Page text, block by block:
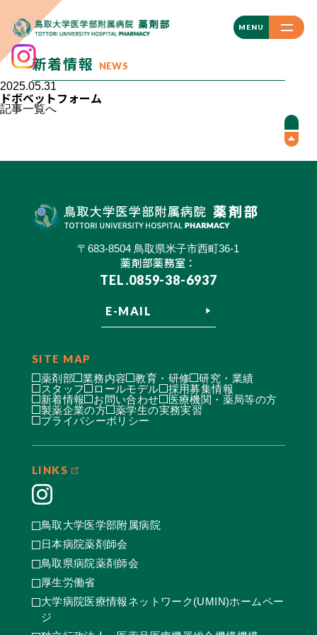
MENU
CLOSE
新着情報 NEWS
2025.05.31
ドボベットフォーム
記事一覧へ
〒683-8504 鳥取県米子市西町36-1
薬剤部薬務室：
TEL.0859-38-6937
E-MAIL
SITE MAP
薬剤部 業務内容 教育・研修
研究・業績
スタッフ
ロールモデル
採用募集情報
新着情報
お問い合わせ
医療機関・薬局等の方
製薬企業の方
薬学生の実務実習
プライバシーポリシー
LINKS
鳥取大学医学部附属病院
日本病院薬剤師会
鳥取県病院薬剤師会
厚生労働省
大学病院医療情報ネットワーク(UMIN)ホームペー
ジ